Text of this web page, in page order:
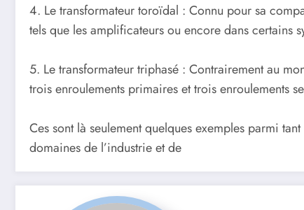
4. Le transformateur toroïdal : Connu pour sa
tels que les amplificateurs ou encore dans certains
5. Le transformateur triphasé : Contrairement au
trois enroulements primaires et trois enroulements
Ces sont là seulement quelques exemples parmi
domaines de l’industrie et de